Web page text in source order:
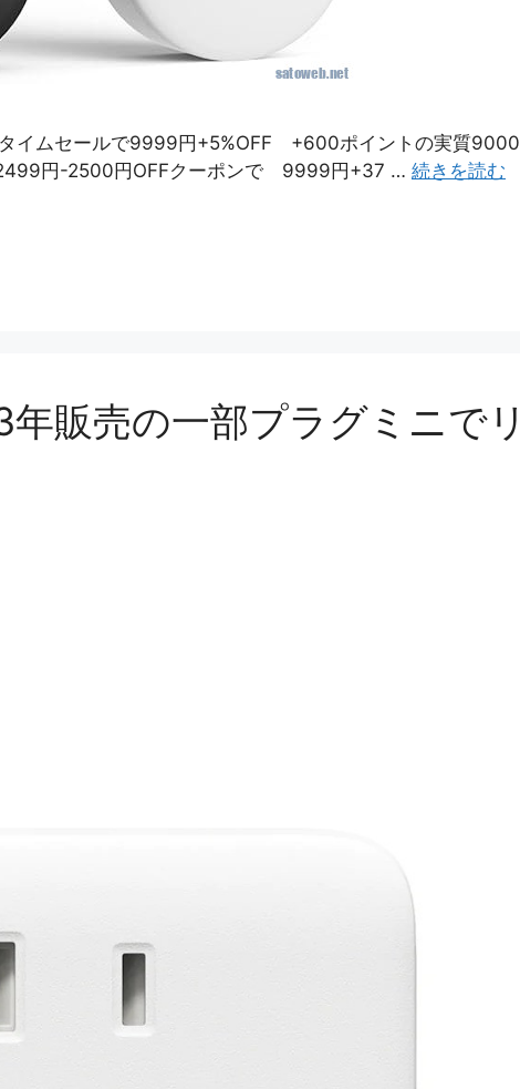
イムセールで9999円+5%OFF +600ポイントの実質9000
円-2500円OFFクーポンで 9999円+37 … 続きを読む
販売の一部プラグミニでリ